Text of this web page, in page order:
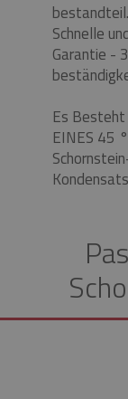
bestandteil.
Schnelle
Garantie -
Es
EINES 45